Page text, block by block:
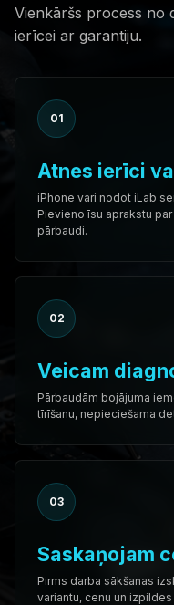
Vienkāršs process no
ierīcei ar garantiju.
01
Atnes ierīci
iPhone vari nodot iLab
Pievieno īsu aprakstu
pārbaudi.
02
Veicam
Pārbaudām bojājuma
tīrīšanu, nepieciešama
03
Saskaņojam
Pirms darba sākšanas
variantu, cenu un izpildes